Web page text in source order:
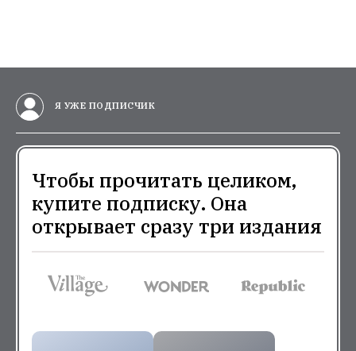
Я УЖЕ ПОДПИСЧИК
Чтобы прочитать целиком,
купите подписку. Она
открывает сразу три издания